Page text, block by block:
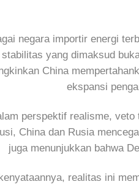
negara importir energi
stabilitas yang dimaksud
China
ekspansi
perspektif realisme, veto
China dan Rusia
juga menunjukkan bahwa
realitas ini